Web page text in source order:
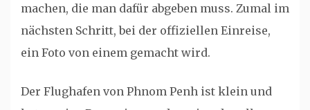
machen, die man dafür abgeben muss. Zumal im
nächsten Schritt, bei der offiziellen Einreise,
ein Foto von einem gemacht wird.
Der Flughafen von Phnom Penh ist klein und